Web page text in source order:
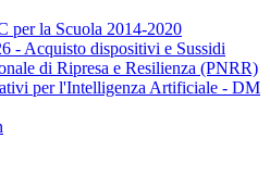
per la Scuola 2014-2020
- Acquisto dispositivi e Sussidi
di Ripresa e Resilienza (PNRR)
per l'Intelligenza Artificiale - DM